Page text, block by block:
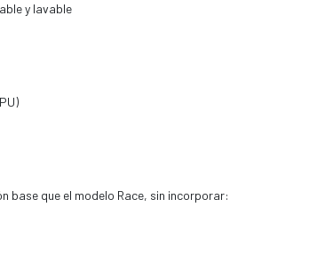
y lavable
base que el modelo Race, sin incorporar: